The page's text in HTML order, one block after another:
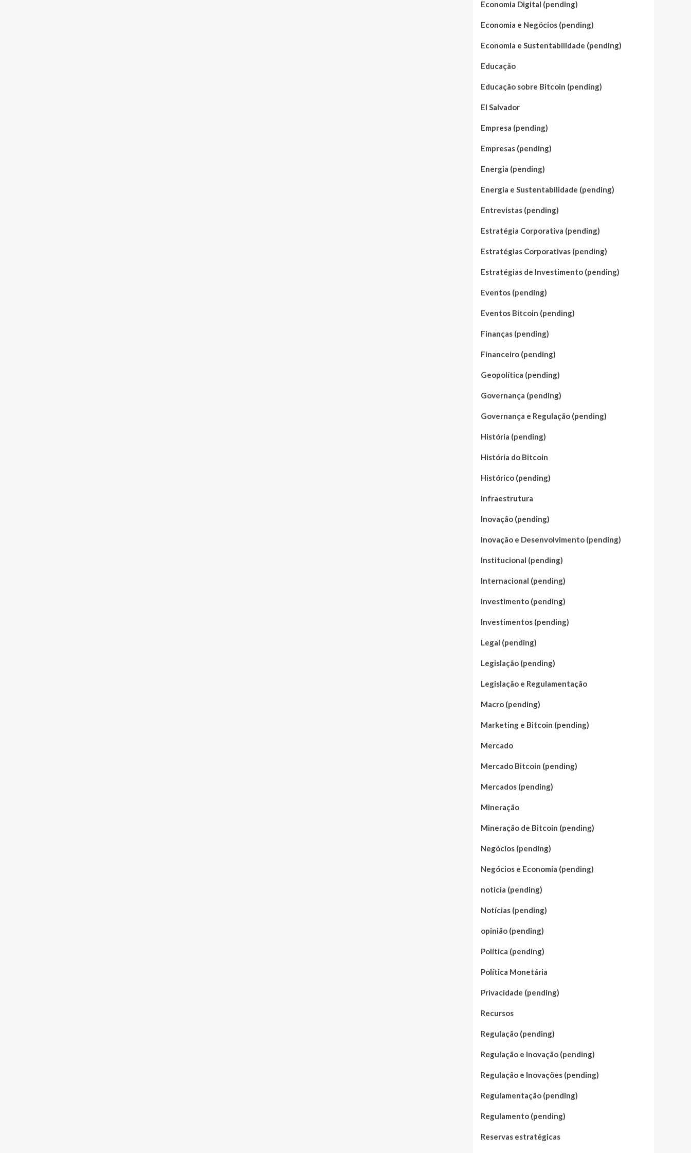
Economia Digital (pending)
Economia e Negócios (pending)
Economia e Sustentabilidade (pending)
Educação
Educação sobre Bitcoin (pending)
El Salvador
Empresa (pending)
Empresas (pending)
Energia (pending)
Energia e Sustentabilidade (pending)
Entrevistas (pending)
Estratégia Corporativa (pending)
Estratégias Corporativas (pending)
Estratégias de Investimento (pending)
Eventos (pending)
Eventos Bitcoin (pending)
Finanças (pending)
Financeiro (pending)
Geopolítica (pending)
Governança (pending)
Governança e Regulação (pending)
História (pending)
História do Bitcoin
Histórico (pending)
Infraestrutura
Inovação (pending)
Inovação e Desenvolvimento (pending)
Institucional (pending)
Internacional (pending)
Investimento (pending)
Investimentos (pending)
Legal (pending)
Legislação (pending)
Legislação e Regulamentação
Macro (pending)
Marketing e Bitcoin (pending)
Mercado
Mercado Bitcoin (pending)
Mercados (pending)
Mineração
Mineração de Bitcoin (pending)
Negócios (pending)
Negócios e Economia (pending)
noticia (pending)
Notícias (pending)
opinião (pending)
Política (pending)
Política Monetária
Privacidade (pending)
Recursos
Regulação (pending)
Regulação e Inovação (pending)
Regulação e Inovações (pending)
Regulamentação (pending)
Regulamento (pending)
Reservas estratégicas